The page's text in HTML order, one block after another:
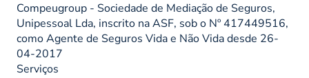
Compeugroup - Sociedade de Mediação de Seguros,
Unipessoal Lda, inscrito na ASF, sob o Nº 417449516,
como Agente de Seguros Vida e Não Vida desde 26-
04-2017
Serviços